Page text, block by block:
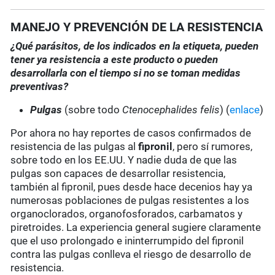
MANEJO Y PREVENCIÓN DE LA RESISTENCIA
¿Qué parásitos, de los indicados en la etiqueta, pueden
tener ya resistencia a este producto o pueden
desarrollarla con el tiempo si no se toman medidas
preventivas?
Pulgas (sobre todo Ctenocephalides felis) (enlace)
Por ahora no hay reportes de casos confirmados de
resistencia de las pulgas alfipronil , pero sí rumores,
sobre todo en los EE.UU. Y nadie duda de que las
pulgas son capaces de desarrollar resistencia,
también al fipronil, pues desde hace decenios hay ya
numerosas poblaciones de pulgas resistentes a los
organoclorados, organofosforados, carbamatos y
piretroides. La experiencia general sugiere claramente
que el uso prolongado e ininterrumpido del fipronil
contra las pulgas conlleva el riesgo de desarrollo de
resistencia.